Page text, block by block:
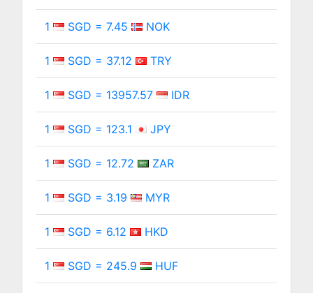
1 SGD = 7.45 NOK
1 SGD = 37.12 TRY
1 SGD = 13957.57 IDR
1 SGD = 123.1 JPY
1 SGD = 12.72 ZAR
1 SGD = 3.19 MYR
1 SGD = 6.12 HKD
1 SGD = 245.9 HUF